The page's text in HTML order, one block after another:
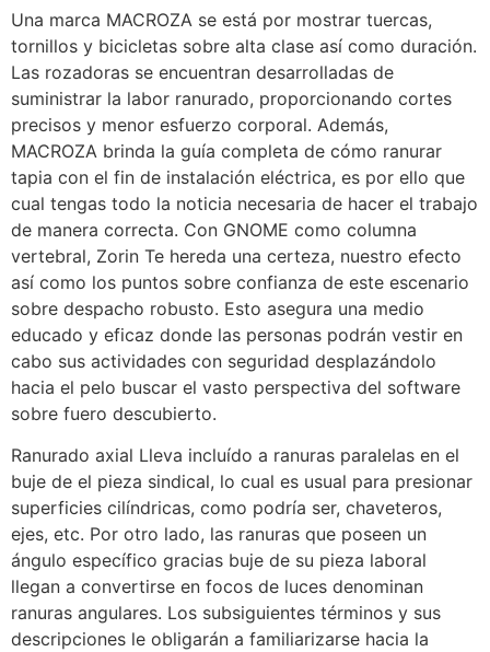
Una marca MACROZA se está por mostrar tuercas,
tornillos y bicicletas sobre alta clase así­ como duración.
Las rozadoras se encuentran desarrolladas de
suministrar la labor ranurado, proporcionando cortes
precisos y menor esfuerzo corporal. Además,
MACROZA brinda la guía completa de cómo ranurar
tapia con el fin de instalación eléctrica, es por ello que
cual tengas todo la noticia necesaria de hacer el trabajo
de manera correcta. Con GNOME como columna
vertebral, Zorin Te hereda una certeza, nuestro efecto
así­ como los puntos sobre confianza de este escenario
sobre despacho robusto. Esto asegura una medio
educado y eficaz donde las personas podrán vestir en
cabo sus actividades con seguridad desplazándolo
hacia el pelo buscar el vasto perspectiva del software
sobre fuero descubierto.
Ranurado axial Lleva incluído a ranuras paralelas en el
buje de el pieza sindical, lo cual es usual para presionar
superficies cilíndricas, como podrí­a ser, chaveteros,
ejes, etc. Por otro lado, las ranuras que poseen un
ángulo específico gracias buje de su pieza laboral
llegan a convertirse en focos de luces denominan
ranuras angulares. Los subsiguientes términos y sus
descripciones le obligarán a familiarizarse hacia la